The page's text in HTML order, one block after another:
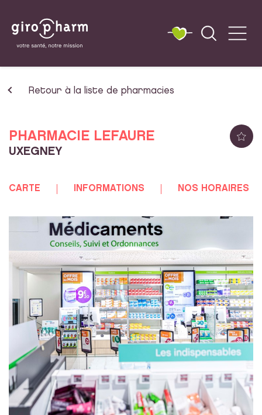
Retour à la liste de pharmacies
PHARMACIE LEFAURE
UXEGNEY
CARTE INFORMATIONS NOS HORAIRES